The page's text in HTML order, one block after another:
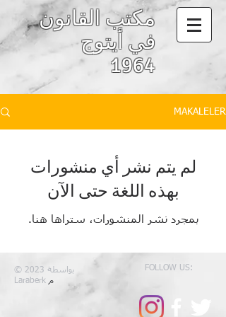
مكتب القانون
في أيتوج
1964
MAKALELER
لم يتم نشر أي منشورات
بهذه اللغة حتى الآن
بمجرد نشر المنشورات، ستراها هنا.
© 2023 بواسطة
Laraberk م
FOLLOW US: